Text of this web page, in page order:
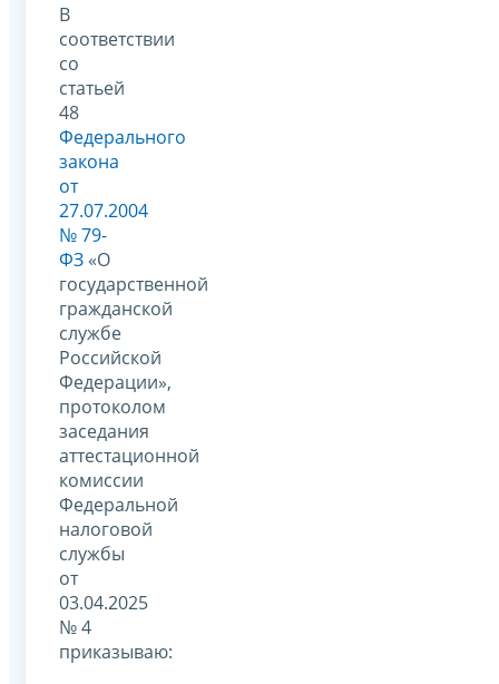
В
соответствии
со
статьей
48
Федерального
закона
от
27.07.2004
№ 79-
ФЗ «О
государственной
гражданской
службе
Российской
Федерации»,
протоколом
заседания
аттестационной
комиссии
Федеральной
налоговой
службы
от
03.04.2025
№ 4
приказываю: